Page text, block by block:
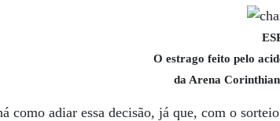
O estrago feito pelo
da Arena
como adiar essa decisão, já que, com o